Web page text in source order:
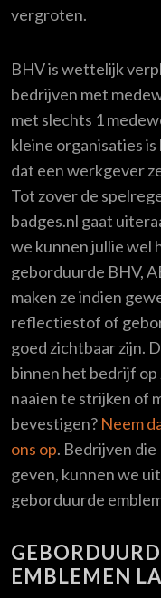
vergroten.
BHV is wettelijk
bedrijven met
met slechts 1
kleine organisaties
dat een werkgever
Tot zover de
badges.nl gaat
we kunnen jullie wel
geborduurde BHV,
maken ze indien
reflectiestof of
goed zichtbaar zijn.
binnen het bedrijf op
naaien te strijken of
bevestigen? Neem
ons op. Bedrijven
geven, kunnen we
geborduurde
EMBLEMEN